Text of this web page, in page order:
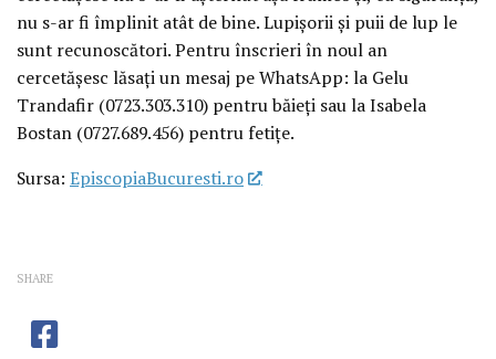
nu s-ar fi împlinit atât de bine. Lupișorii și puii de lup le
sunt recunoscători. Pentru înscrieri în noul an
cercetășesc lăsați un mesaj pe WhatsApp: la Gelu
Trandafir (0723.303.310) pentru băieți sau la Isabela
Bostan (0727.689.456) pentru fetițe.
Sursa: EpiscopiaBucuresti.ro
SHARE